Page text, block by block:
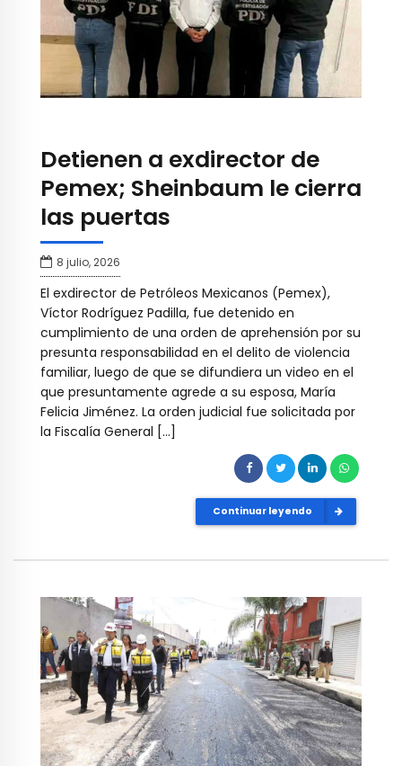
Detienen a exdirector de
Pemex; Sheinbaum le cierra
las puertas
8 julio, 2026
El exdirector de Petróleos Mexicanos (Pemex),
Víctor Rodríguez Padilla, fue detenido en
cumplimiento de una orden de aprehensión por su
presunta responsabilidad en el delito de violencia
familiar, luego de que se difundiera un video en el
que presuntamente agrede a su esposa, María
Felicia Jiménez. La orden judicial fue solicitada por
la Fiscalía General […]
Continuar leyendo